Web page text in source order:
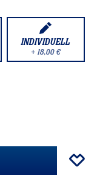
INDIVIDUELL
+ 18,00 €